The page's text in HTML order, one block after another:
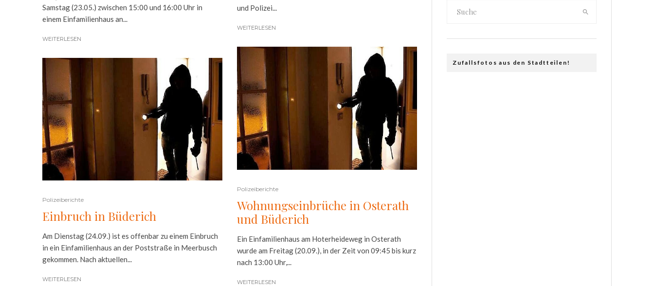
Samstag (23.05.) zwischen 15:00 und 16:00 Uhr in
einem Einfamilienhaus an...
WEITERLESEN
Polizeiberichte
Einbruch in Büderich
Am Dienstag (24.09.) ist es offenbar zu einem Einbruch
in ein Einfamilienhaus an der Poststraße in Meerbusch
gekommen. Nach aktuellen...
WEITERLESEN
und Polizei...
WEITERLESEN
Polizeiberichte
Wohnungseinbrüche in Osterath
und Büderich
Ein Einfamilienhaus am Hoterheideweg in Osterath
wurde am Freitag (20.09.), in der Zeit von 09:45 bis kurz
nach 13:00 Uhr,...
WEITERLESEN
Zufallsfotos aus den Stadtteilen!